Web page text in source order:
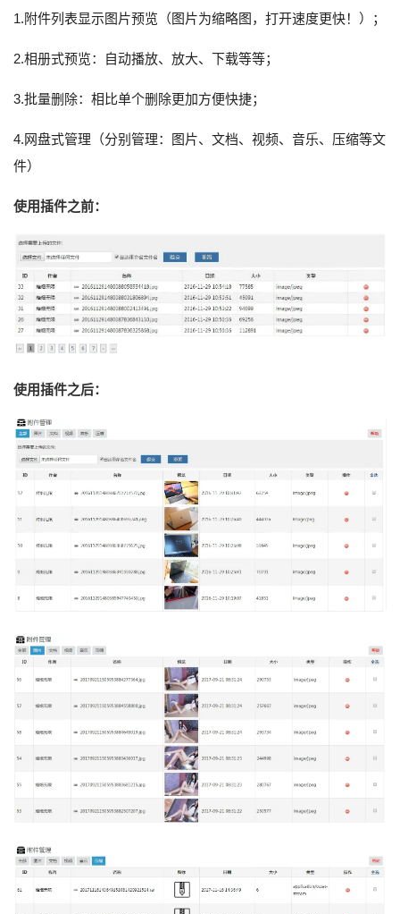
1.附件列表显示图片预览（图片为缩略图，打开速度更快！）；
2.相册式预览：自动播放、放大、下载等等；
3.批量删除：相比单个删除更加方便快捷；
4.网盘式管理（分别管理：图片、文档、视频、音乐、压缩等文
件）
使用插件之前：
使用插件之后：